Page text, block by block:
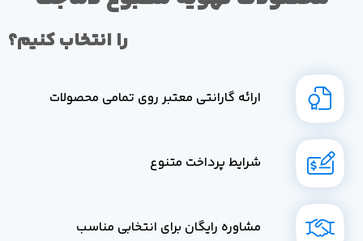
را انتخاب کنیم؟
ارائه گارانتی معتبر روی تمامی محصولات
شرایط پرداخت متنوع
مشاوره رایگان برای انتخابی مناسب